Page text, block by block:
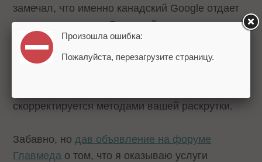
замечал, что именно канадский Google отдает
мне предпочтение. В данный момент аптеки
можно хостить, в принципе, везде кроме США.
Вы можете выбрать хостинг в UK, или даже
скорректируется методами вашей раскрутки.
Забавно, но дав объявление на форуме
Главмеда о том, что я оказываю услуги
Произошла ошибка:
Пожалуйста, перезагрузите страницу.